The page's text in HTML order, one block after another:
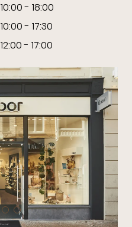
10:00 - 18:00
10:00 - 17:30
12:00 - 17:00